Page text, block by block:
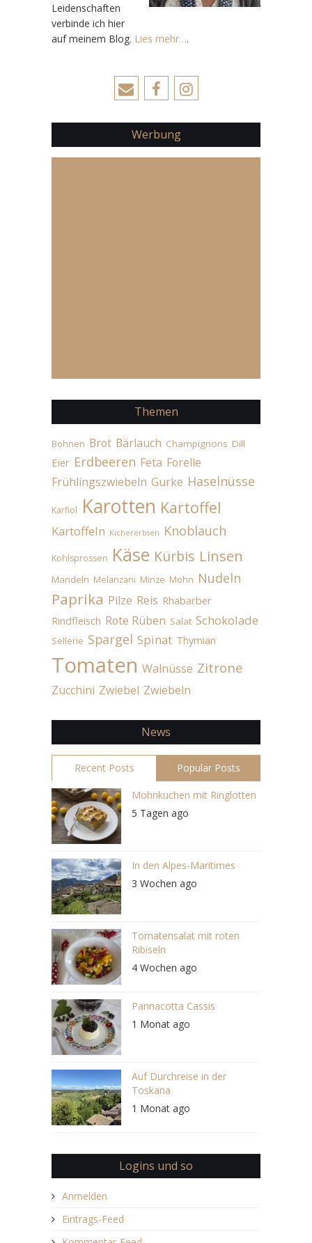
Leidenschaften
verbinde ich hier
auf meinem Blog. Lies mehr….
Werbung
Themen
Bohnen Brot Bärlauch Champignons Dill
Eier Erdbeeren Feta Forelle
Frühlingszwiebeln Gurke Haselnüsse
Karfiol Karotten Kartoffel
Kartoffeln Kichererbsen Knoblauch
Kohlsprossen Käse Kürbis Linsen
Mandeln Melanzani Minze Mohn Nudeln
Paprika Pilze Reis Rhabarber
Rindfleisch Rote Rüben Salat Schokolade
Sellerie Spargel Spinat Thymian
Tomaten Walnüsse Zitrone
Zucchini Zwiebel Zwiebeln
News
Recent Posts Popular Posts
Mohnkuchen mit Ringlotten
5 Tagen ago
In den Alpes-Maritimes
3 Wochen ago
Tomatensalat mit roten
Ribiseln
4 Wochen ago
Pannacotta Cassis
1 Monat ago
Auf Durchreise in der
Toskana
1 Monat ago
Logins und so
Anmelden
Eintrags-Feed